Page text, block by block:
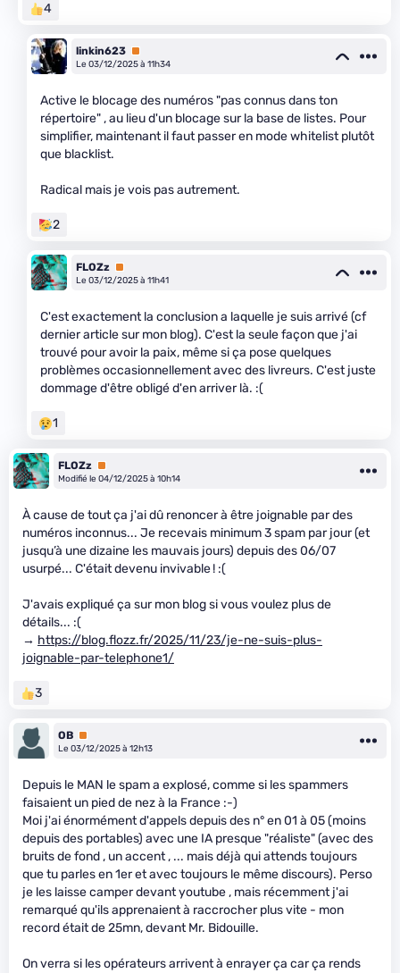
4
linkin623 Premium
Le 03/12/2025 à 11h34
Active le blocage des numéros "pas connus dans ton
répertoire" , au lieu d'un blocage sur la base de listes. Pour
simplifier, maintenant il faut passer en mode whitelist plutôt
que blacklist.
Radical mais je vois pas autrement.
2
FLOZz
Premium
Le 03/12/2025 à 11h41
C'est exactement la conclusion a laquelle je suis arrivé (cf
dernier article sur mon blog). C'est la seule façon que j'ai
trouvé pour avoir la paix, même si ça pose quelques
problèmes occasionnellement avec des livreurs. C'est juste
dommage d'être obligé d'en arriver là. :(
1
FLOZz
Premium
Modifié le 04/12/2025 à 10h14
À cause de tout ça j'ai dû renoncer à être joignable par des
numéros inconnus... Je recevais minimum 3 spam par jour (et
jusqu’à une dizaine les mauvais jours) depuis des 06/07
usurpé... C'était devenu invivable ! :(
J'avais expliqué ça sur mon blog si vous voulez plus de
détails... :(
→ https://blog.flozz.fr/2025/11/23/je-ne-suis-plus-
joignable-par-telephone1/
3
OB Premium
Le 03/12/2025 à 12h13
Depuis le MAN le spam a explosé, comme si les spammers
faisaient un pied de nez à la France :-)
Moi j'ai énormément d'appels depuis des n° en 01 à 05 (moins
depuis des portables) avec une IA presque "réaliste" (avec des
bruits de fond , un accent , ... mais déjà qui attends toujours
que tu parles en 1er et avec toujours le même discours). Perso
je les laisse camper devant youtube , mais récemment j'ai
remarqué qu'ils apprenaient à raccrocher plus vite - mon
record était de 25mn, devant Mr. Bidouille.
On verra si les opérateurs arrivent à enrayer ça car ça rends